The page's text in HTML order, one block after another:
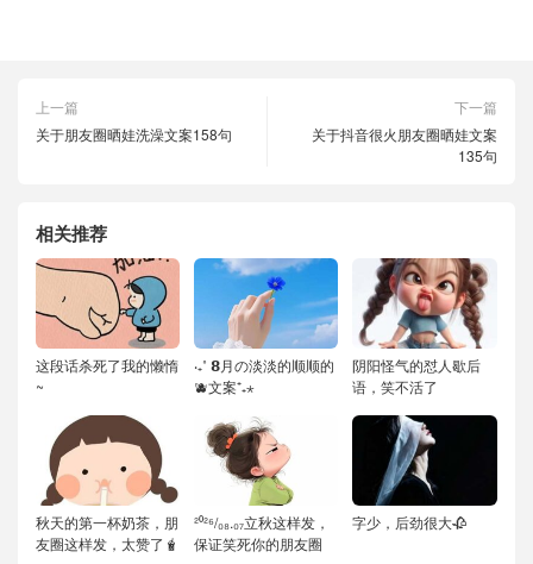
上一篇
关于朋友圈晒娃洗澡文案158句
下一篇
关于抖音很火朋友圈晒娃文案
135句
相关推荐
这段话杀死了我的懒惰
~
‧₊˚ 𝟴月の淡淡的顺顺的
🫐文案⁺₊⋆
阴阳怪气的怼人歇后
语，笑不活了
秋天的第一杯奶茶，朋
友圈这样发，太赞了🧋
²⁰²⁶/₀₈.₀₇立秋这样发，
保证笑死你的朋友圈
字少，后劲很大🥀